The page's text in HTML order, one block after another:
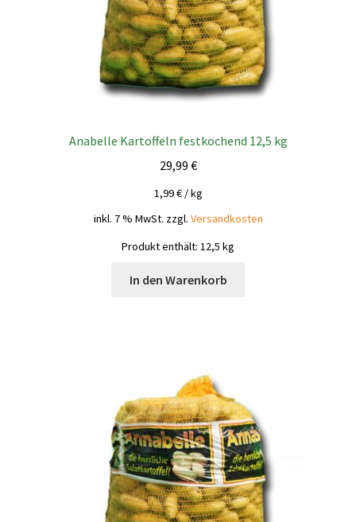
Anabelle Kartoffeln festkochend 12,5 kg
29,99 €
1,99€/kg
inkl. 7 % MwSt. zzgl. Versandkosten
Produkt enthält: 12,5 kg
In den Warenkorb